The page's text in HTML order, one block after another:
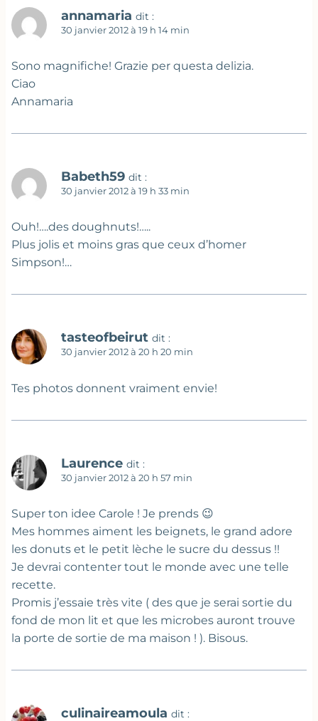
annamaria dit :
30 janvier 2012 à 19 h 14 min
Sono magnifiche! Grazie per questa delizia.
Ciao
Annamaria
Babeth59 dit :
30 janvier 2012 à 19 h 33 min
Ouh!….des doughnuts!…..
Plus jolis et moins gras que ceux d’homer
Simpson!…
tasteofbeirut dit :
30 janvier 2012 à 20 h 20 min
Tes photos donnent vraiment envie!
Laurence dit :
30 janvier 2012 à 20 h 57 min
Super ton idee Carole ! Je prends 😉
Mes hommes aiment les beignets, le grand adore
les donuts et le petit lèche le sucre du dessus !!
Je devrai contenter tout le monde avec une telle
recette.
Promis j’essaie très vite ( des que je serai sortie du
fond de mon lit et que les microbes auront trouve
la porte de sortie de ma maison ! ). Bisous.
culinaireamoula dit :